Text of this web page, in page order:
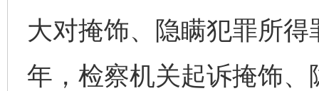
大对掩饰、隐瞒犯罪所
年，检察机关起诉掩饰